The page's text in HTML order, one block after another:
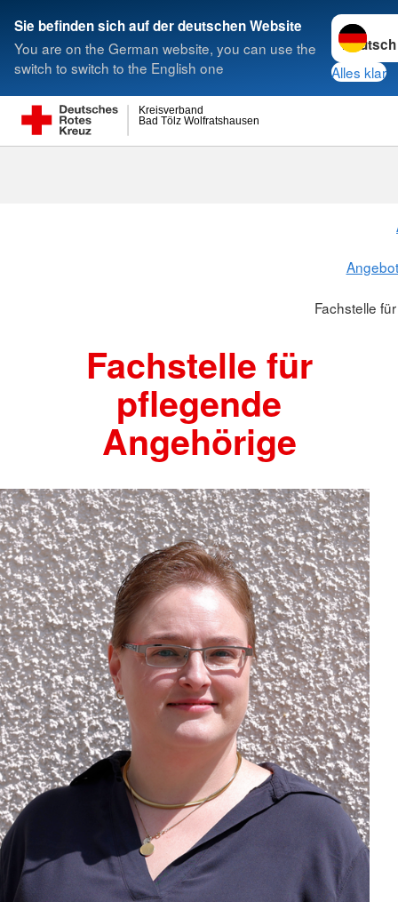
Sie befinden sich auf der deutschen Website
You are on the German website, you can use the
switch to switch to the English one
Sprache
Alles klar
Bad Tölz Wolfratshausen
Kreisverband
Suche
Fachstelle
Fachstelle für
pflegende
Angehörige